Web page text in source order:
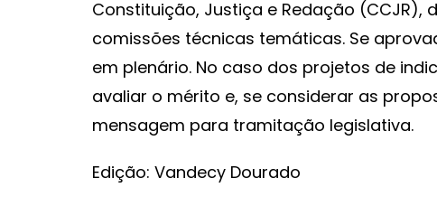
Constituição, Justiça e Redação (CCJR),
comissões técnicas temáticas. Se
em plenário. No caso dos projetos de
avaliar o mérito e, se considerar as
mensagem para tramitação legislativa.
Edição: Vandecy Dourado